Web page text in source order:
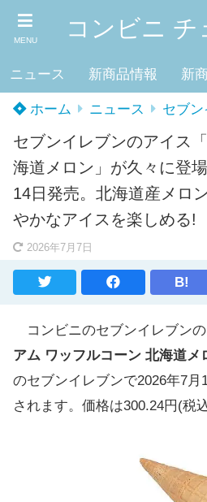
MENU コンビニ チ
ニュース 新商品情報 新
ホーム ニュース セブ
セブンイレブンのアイス
海道メロン」が久々に登
14日発売。北海道産メロ
やかなアイスを楽しめる!
2026年7月7日
B!
コンビニのセブンイレブンの
アム ワッフルコーン 北海道メ
のセブンイレブンで2026年7
されます。価格は300.24円(税込